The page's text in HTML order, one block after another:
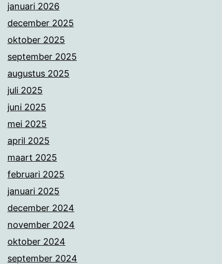
januari 2026
december 2025
oktober 2025
september 2025
augustus 2025
juli 2025
juni 2025
mei 2025
april 2025
maart 2025
februari 2025
januari 2025
december 2024
november 2024
oktober 2024
september 2024